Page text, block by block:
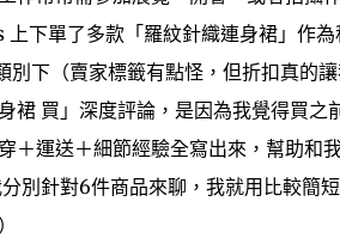
下單了多款「羅紋針織連身裙」作
別下（賣家標籤有點怪，但折扣真的
裙 買」深度評論，是因為我覺得買
＋運送＋細節經驗全寫出來，幫助和
別針對6件商品來聊，我就用比較簡